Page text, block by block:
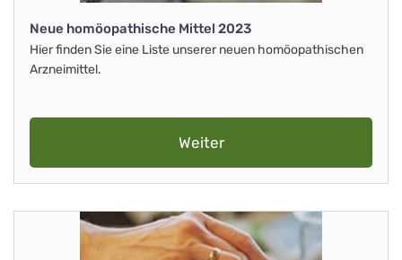
Neue homöopathische Mittel 2023
Hier finden Sie eine Liste unserer neuen homöopathischen
Arzneimittel.
Weiter